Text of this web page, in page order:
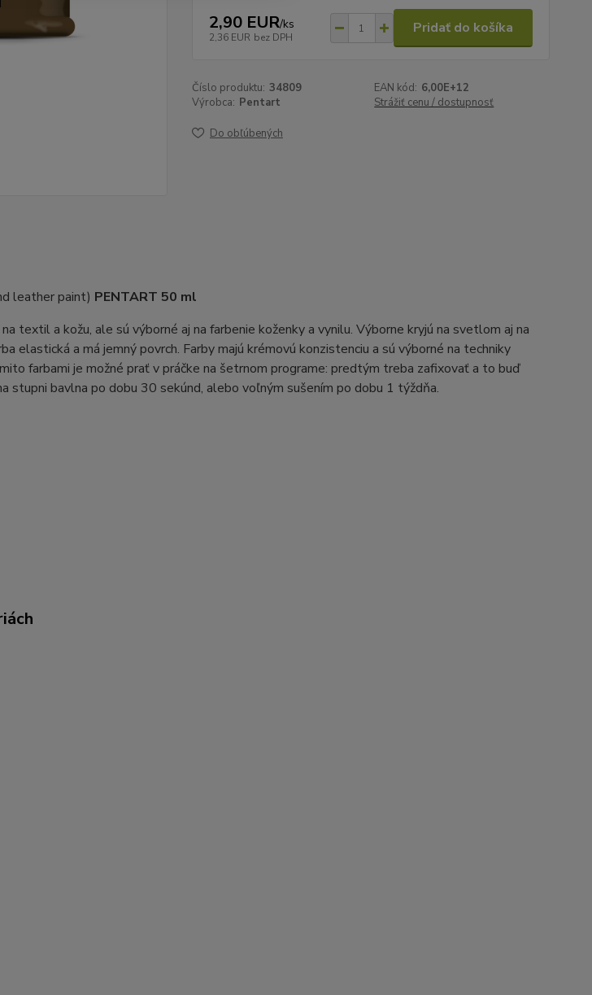
2,90 EUR/ks
2,36 EUR bez DPH
Pridať do košíka
Číslo produktu: 34809 EAN kód: 6,00E+12
Výrobca: Pentart Strážiť cenu / dostupnosť
Do obľúbených
leather paint) PENTART 50 ml
textil a kožu, ale sú výborné aj na farbenie koženky a vynilu. Výborne kryjú na svetlom aj na
elastická a má jemný povrch. Farby majú krémovú konzistenciu a sú výborné na techniky
farbami je možné prať v práčke na šetrnom programe: predtým treba zafixovať a to buď
stupni bavlna po dobu 30 sekúnd, alebo voľným sušením po dobu 1 týždňa.